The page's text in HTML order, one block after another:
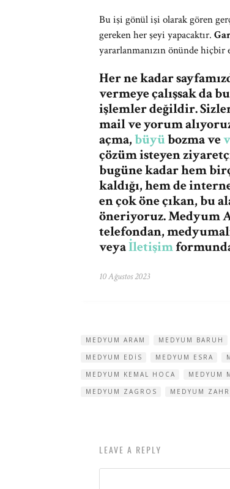
Bu işi gönül işi olarak gören
gereken her şeyi yapacaktır.
yararlanmanızın önünde hiçbir
Her ne kadar
vermeye çalışsak da
işlemler değildir.
mail ve yorum
açma,büyübozma ve
çözüm isteyen
bugüne kadar hem
kaldığı, hem de
en çok öne çıkan, bu
öneriyoruz. Medyum
telefondan,
veyaİletişim
10 Ağustos 2023
MEDYUM ARAM MEDYUM BARUH
MEDYUM EDIS
MEDYUM ESRA
MEDYUM KEMAL HOCA
MEDYUM
MEDYUM ZAGROS
MEDYUM
LEAVE A REPLY